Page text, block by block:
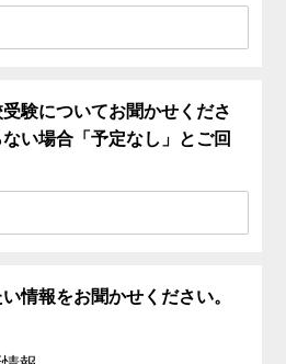
験についてお聞かせくださ
い場合「予定なし」とご回
情報をお聞かせください。